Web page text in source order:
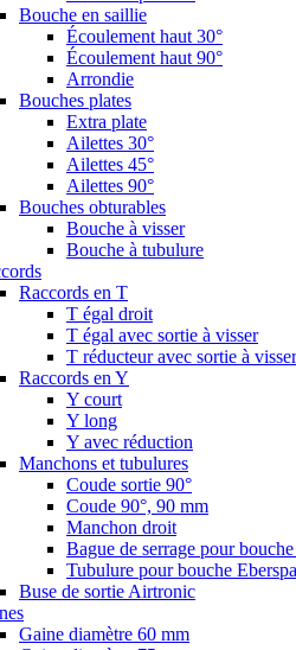
Bouche en saillie
Écoulement haut 30°
Écoulement haut 90°
Arrondie
Bouches plates
Extra plate
Ailettes 30°
Ailettes 45°
Ailettes 90°
Bouches obturables
Bouche à visser
Bouche à tubulure
Raccords en T
T égal droit
T égal avec sortie à visser
T réducteur avec sortie à visser
Raccords en Y
Y court
Y long
Y avec réduction
Manchons et tubulures
Coude sortie 90°
Coude 90°, 90 mm
Manchon droit
Bague de serrage pour
Tubulure pour bouche
Buse de sortie Airtronic
Gaine diamètre 60 mm